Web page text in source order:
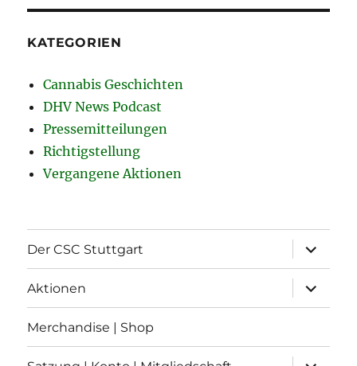
KATEGORIEN
Cannabis Geschichten
DHV News Podcast
Pressemitteilungen
Richtigstellung
Vergangene Aktionen
Der CSC Stuttgart
öffnen
Aktionen
öffnen
Merchandise | Shop